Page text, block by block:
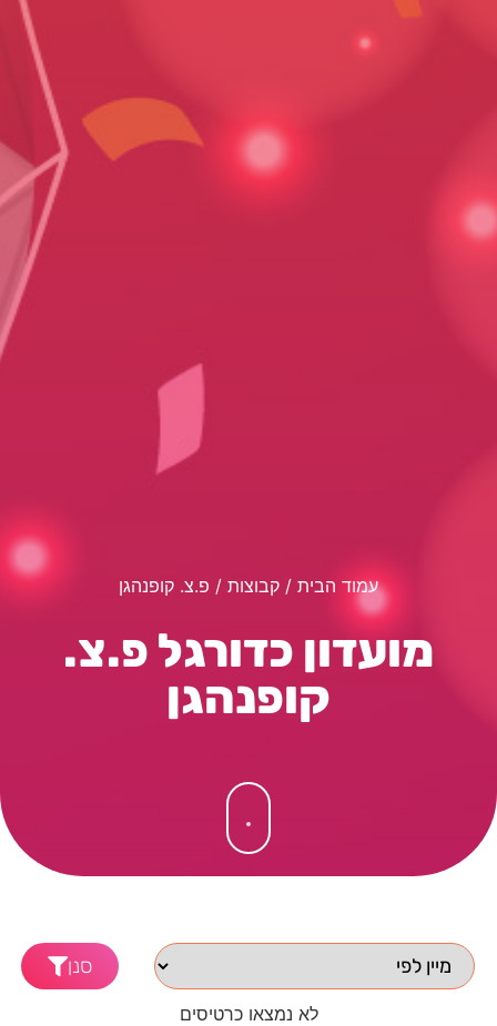
עמוד הבית / קבוצות / פ.צ. קופנהגן
מועדון כדורגל פ.צ.
קופנהגן
סנן
לא נמצאו כרטיסים